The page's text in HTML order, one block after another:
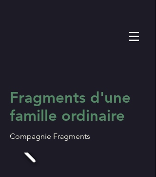
Fragments d'une
famille ordinaire
Compagnie Fragments